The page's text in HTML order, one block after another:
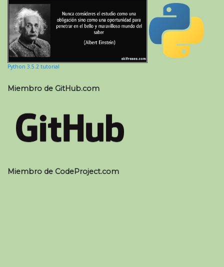
Python 3.5.2 tutorial
Miembro de GitHub.com
Miembro de CodeProject.com